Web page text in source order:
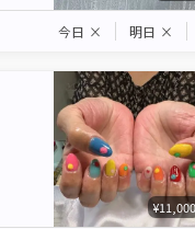
今日 × 明日 ×